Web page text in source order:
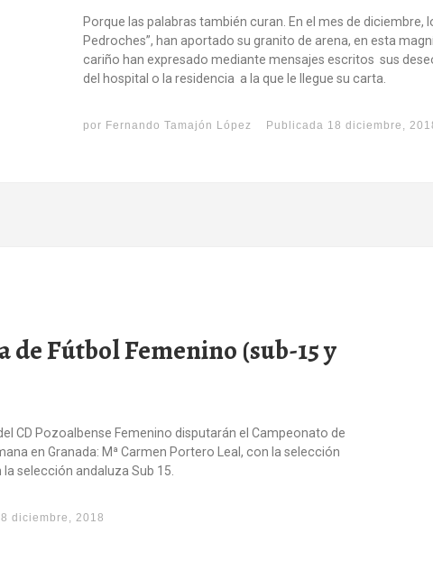
Porque las palabras también curan. En el mes de diciembre,
Pedroches”, han aportado su granito de arena, en esta
cariño han expresado mediante mensajes escritos sus
del hospital o la residencia a la que le llegue su carta.
por Fernando Tamajón López Publicada 18 diciembre,
de Fútbol Femenino (sub-15 y
CD Pozoalbense Femenino disputarán el Campeonato de
en Granada: Mª Carmen Portero Leal, con la selección
selección andaluza Sub 15.
diciembre, 2018